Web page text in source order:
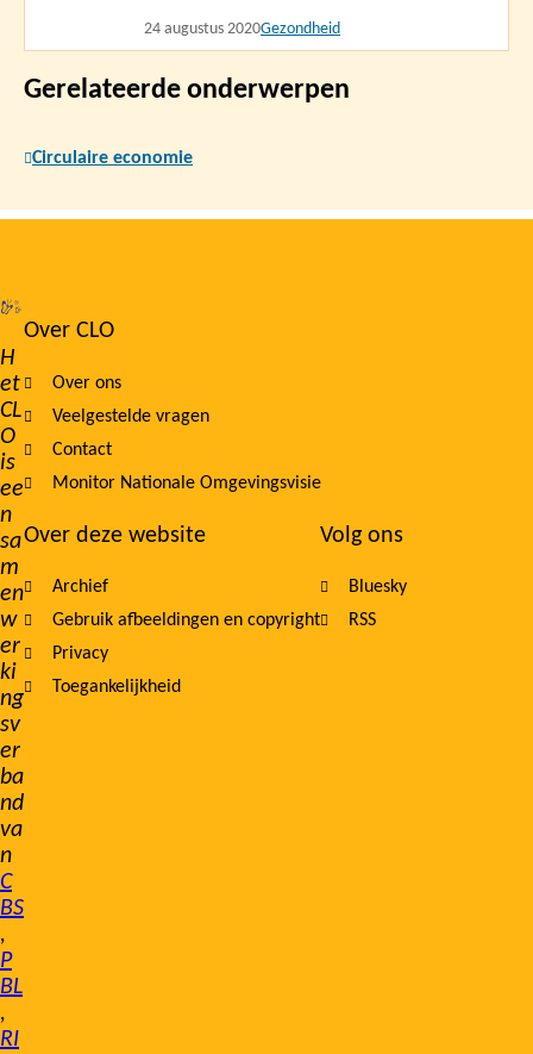
24 augustus 2020Gezondheid
Gerelateerde onderwerpen
Circulaire economie
H
et
CL
O
is
ee
n
sa
m
en
w
er
ki
ng
sv
er
ba
nd
va
n
C
BS
,
P
BL
,
RI
Footer
navigation
Over CLO
Over ons
Veelgestelde vragen
Contact
Monitor Nationale Omgevingsvisie
Over deze website
Archief
Gebruik afbeeldingen en copyright
Privacy
Toegankelijkheid
Volg ons
Bluesky
RSS